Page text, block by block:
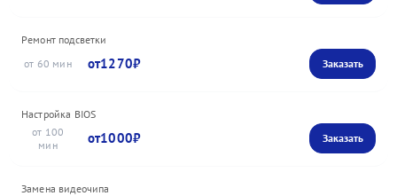
Ремонт подсветки
60
1270
Настройка BIOS
100
1000
Замена видеочипа